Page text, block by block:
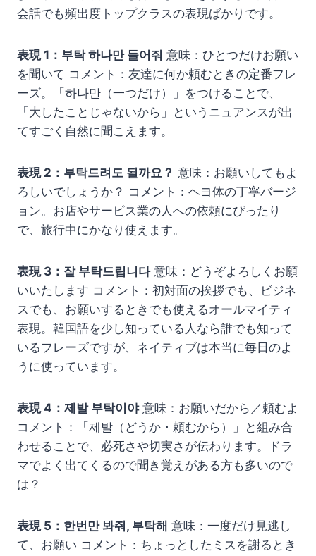
会話でも頻出度トップクラスの表現ばかりです。
表現 1：부탁 하나만 들어줘 意味：ひとつだけお願い
を聞いて コメント：友達に何か頼むときの定番フレ
ーズ。「하나만（一つだけ）」をつけることで、
「大したことじゃないから」というニュアンスが出
てすごく自然に聞こえます。
表現 2：부탁드려도 될까요？ 意味：お願いしてもよ
ろしいでしょうか？ コメント：ヘヨ体の丁寧バージ
ョン。お店やサービス業の人への依頼にぴったり
で、旅行中にかなり使えます。
表現 3：잘 부탁드립니다意味：どうぞよろしくお願
いいたします コメント：初対面の挨拶でも、ビジネ
スでも、お願いするときでも使えるオールマイティ
表現。韓国語を少し知っている人なら誰でも知って
いるフレーズですが、ネイティブは本当に毎日のよ
うに使っています。
表現 4：제발 부탁이야意味：お願いだから／頼むよ
コメント：「제발（どうか・頼むから）」と組み合
わせることで、必死さや切実さが伝わります。ドラ
マでよく出てくるので聞き覚えがある方も多いので
は？
表現 5：한번만 봐줘, 부탁해 意味：一度だけ見逃し
て、お願い コメント：ちょっとしたミスを謝るとき